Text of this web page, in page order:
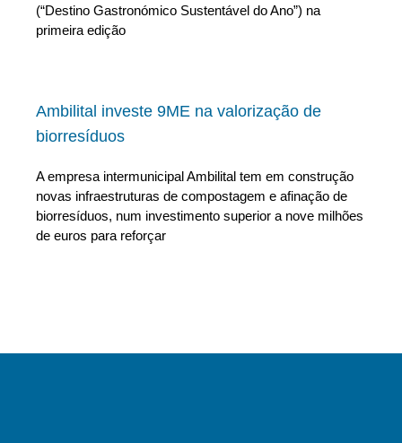
(“Destino Gastronómico Sustentável do Ano”) na
primeira edição
Ambilital investe 9ME na valorização de
biorresíduos
A empresa intermunicipal Ambilital tem em construção
novas infraestruturas de compostagem e afinação de
biorresíduos, num investimento superior a nove milhões
de euros para reforçar